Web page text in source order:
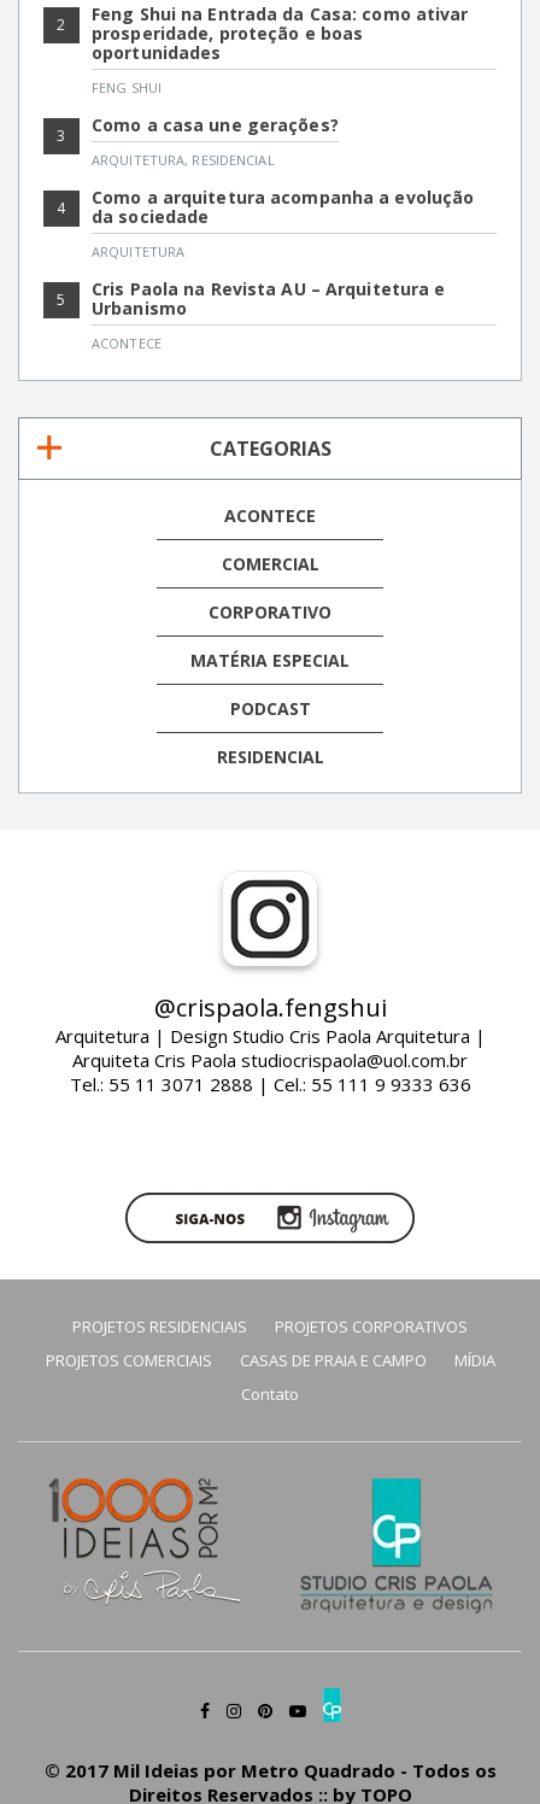
2
Feng Shui na Entrada da Casa: como ativar
prosperidade, proteção e boas
oportunidades
FENG SHUI
3 Como a casa une gerações?
ARQUITETURA, RESIDENCIAL
4
Como a arquitetura acompanha a evolução
da sociedade
ARQUITETURA
5
Cris Paola na Revista AU – Arquitetura e
Urbanismo
ACONTECE
CATEGORIAS
ACONTECE
COMERCIAL
CORPORATIVO
MATÉRIA ESPECIAL
PODCAST
RESIDENCIAL
@crispaola.fengshui
Arquitetura | Design Studio Cris Paola Arquitetura |
Arquiteta Cris Paola studiocrispaola@uol.com.br
Tel.: 55 11 3071 2888 | Cel.: 55 111 9 9333 636
PROJETOS RESIDENCIAIS
PROJETOS CORPORATIVOS
PROJETOS COMERCIAIS
CASAS DE PRAIA E CAMPO
MÍDIA
Contato
© 2017 Mil Ideias por Metro Quadrado - Todos os
Direitos Reservados :: by TOPO